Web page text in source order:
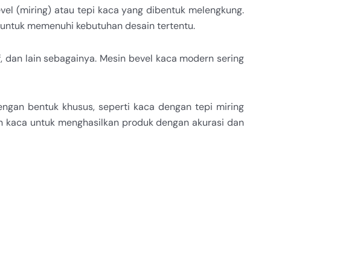
(miring) atau tepi kaca yang dibentuk melengkung.
memenuhi kebutuhan desain tertentu.
lain sebagainya. Mesin bevel kaca modern sering
bentuk khusus, seperti kaca dengan tepi miring
untuk menghasilkan produk dengan akurasi dan